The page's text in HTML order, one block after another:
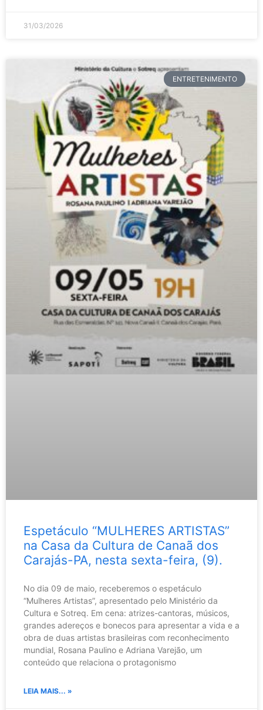
31/03/2026
ENTRETENIMENTO
Espetáculo “MULHERES ARTISTAS”
na Casa da Cultura de Canaã dos
Carajás-PA, nesta sexta-feira, (9).
No dia 09 de maio, receberemos o espetáculo
“Mulheres Artistas”, apresentado pelo Ministério da
Cultura e Sotreq. Em cena: atrizes-cantoras, músicos,
grandes adereços e bonecos para apresentar a vida e a
obra de duas artistas brasileiras com reconhecimento
mundial, Rosana Paulino e Adriana Varejão, um
conteúdo que relaciona o protagonismo
LEIA MAIS... »